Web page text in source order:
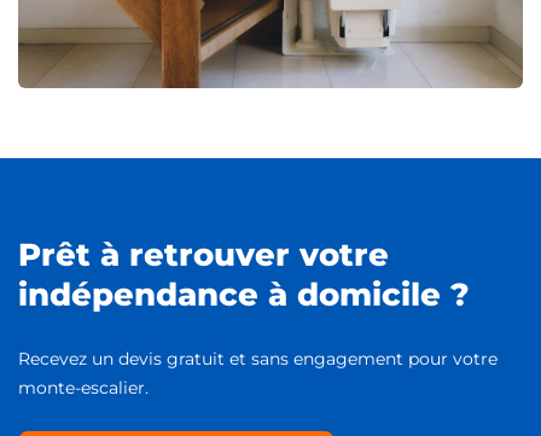
Prêt à retrouver votre
indépendance à domicile ?
Recevez un devis gratuit et sans engagement pour votre
monte-escalier.